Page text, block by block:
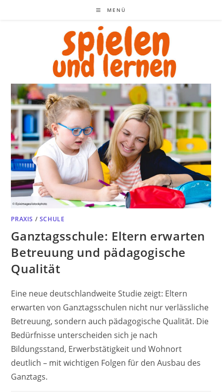
MENÜ
PRAXIS / SCHULE
Ganztagsschule: Eltern erwarten
Betreuung und pädagogische
Qualität
Eine neue deutschlandweite Studie zeigt: Eltern
erwarten von Ganztagsschulen nicht nur verlässliche
Betreuung, sondern auch pädagogische Qualität. Die
Bedürfnisse unterscheiden sich je nach
Bildungsstand, Erwerbstätigkeit und Wohnort
deutlich – mit wichtigen Folgen für den Ausbau des
Ganztags.